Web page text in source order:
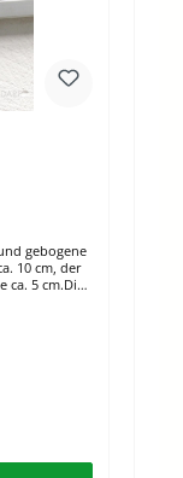
gebogene
10 cm, der
ca. 5 cm.Die